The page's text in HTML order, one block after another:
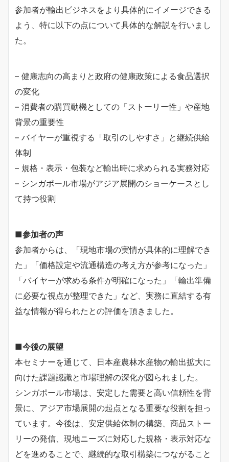
参加者が輸出ビジネスをより具体的にイメージできる
よう、特に以下の点について具体的な解説を行いまし
た。
– 健康志向の高まりと政府の健康政策による食品選択
の変化
– 消費者の購買動機としての「ストーリー性」や産地
背景の重要性
– バイヤーが重視する「取引のしやすさ」と継続供給
体制
– 規格・表示・包装など輸出時に求められる実務対応
– シンガポール市場がアジア展開のショーケースとし
て持つ役割
■参加者の声
参加者からは、「現地市場の実情が具体的に理解でき
た」「価格設定や流通構造の考え方が参考になった」
「バイヤーが求める条件が明確になった」「輸出準備
に必要な視点が整理できた」など、実務に直結する有
益な情報が得られたとの評価を頂きました。
■今後の展望
本セミナーを通じて、日本産農林水産物の輸出拡大に
向けた課題認識と市場理解の深化が図られました。
シンガポール市場は、安定した需要と高い信頼性を背
景に、アジア市場展開の起点となる重要な役割を担っ
ています。今後は、安定供給体制の構築、商品ストー
リーの発信、現地ニーズに対応した規格・表示対応な
どを進めることで、継続的な取引構築につながること